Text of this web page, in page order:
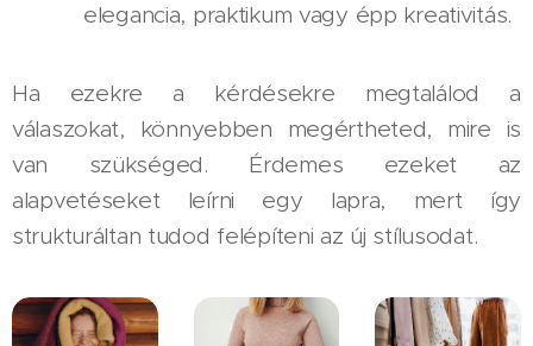
elegancia, praktikum vagy épp kreativitás.
Ha ezekre a kérdésekre megtalálod a
válaszokat, könnyebben megértheted, mire is
van szükséged. Érdemes ezeket az
alapvetéseket leírni egy lapra, mert így
strukturáltan tudod felépíteni az új stílusodat.